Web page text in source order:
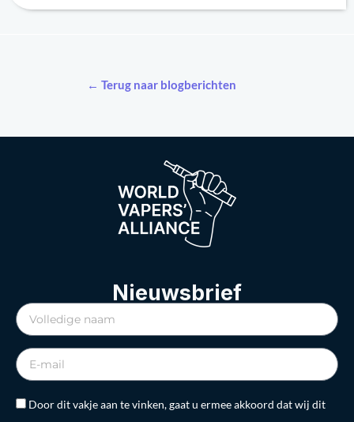
← Terug naar blogberichten
Nieuwsbrief
Door dit vakje aan te vinken, gaat u ermee akkoord dat wij dit